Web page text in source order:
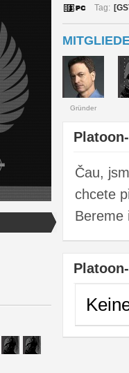
Tag:
Gründer
Čau,
chcete
Bereme